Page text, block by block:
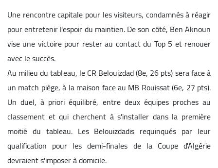
Une rencontre capitale pour les visiteurs, condamnés à réagir
pour entretenir l'espoir du maintien. De son côté, Ben Aknoun
vise une victoire pour rester au contact du Top 5 et renouer
avec le succès.
Au milieu du tableau, le CR Belouizdad (8e, 26 pts) sera face à
un match piège, à la maison face au MB Rouissat (6e, 27 pts).
Un duel, à priori équilibré, entre deux équipes proches au
classement et qui cherchent à s'installer dans la première
moitié du tableau. Les Belouizdadis requinqués par leur
qualification pour les demi-finales de la Coupe d'Algérie
devraient s'imposer à domicile.